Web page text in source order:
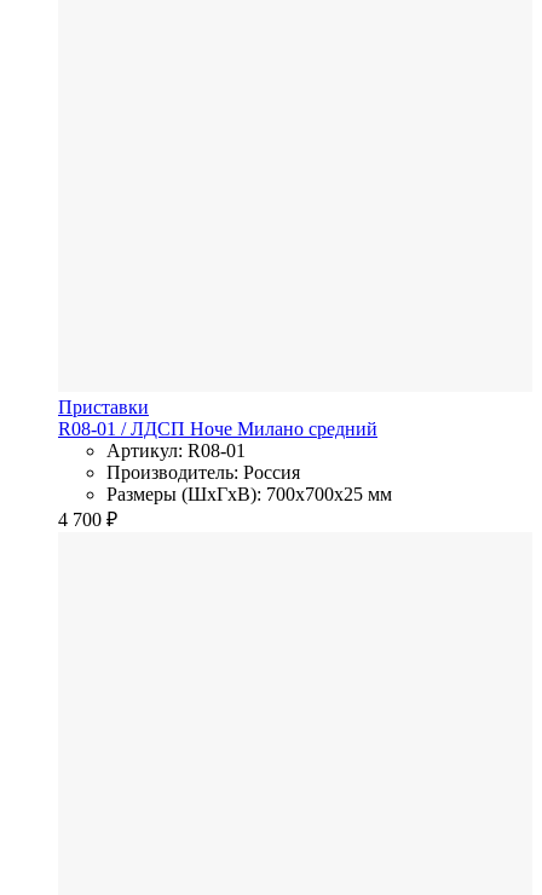
Приставки
R08-01 / ЛДСП Ноче Милано средний
Артикул: R08-01
Производитель: Россия
Размеры (ШхГхВ): 700x700x25 мм
4 700 ₽